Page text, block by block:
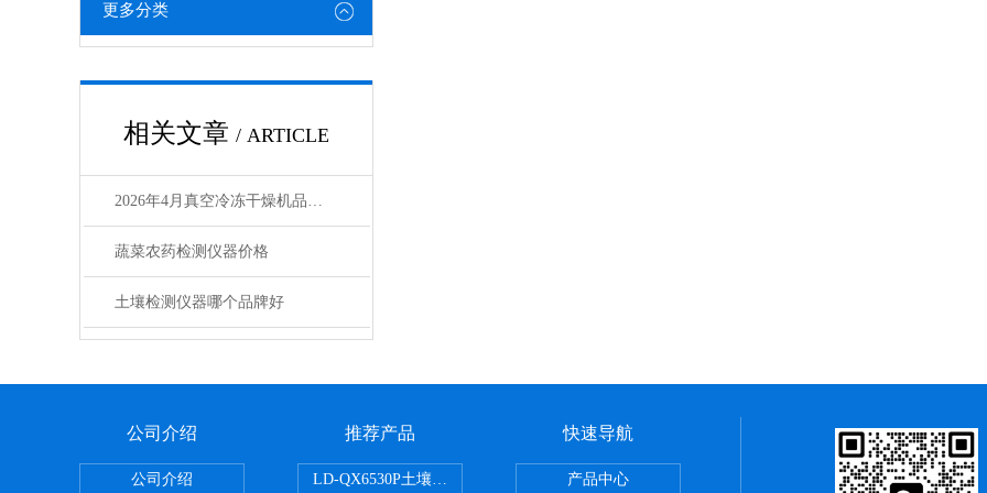
更多分类
相关文章 / ARTICLE
2026年4月真空冷冻干燥机品牌排行榜Top4 哪个好
蔬菜农药检测仪器价格
土壤检测仪器哪个品牌好
公司介绍
公司介绍
推荐产品
LD-QX6530P土壤氧化还原电位检测仪
快速导航
产品中心